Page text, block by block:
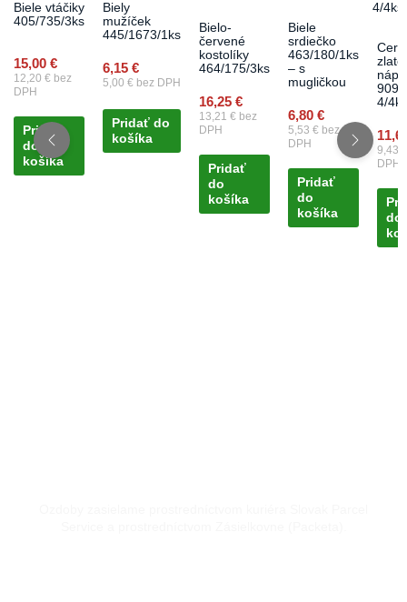
Biele vtáčiky
405/735/3ks
15,00 €
12,20 € bez
DPH
Pridať
do
košíka
Biely
mužíček
445/1673/1ks
6,15 €
5,00 € bez DPH
Pridať do
košíka
Bielo-
červené
kostolíky
464/175/3ks
16,25 €
13,21 € bez
DPH
Pridať
do
košíka
Biele
srdiečko
463/180/1ks
– s
mugličkou
6,80 €
5,53 € bez
DPH
Pridať
do
košíka
zlaté
909/
4/4ks
9,43
DPH
do